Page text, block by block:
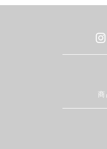
cohan
DEAN &
Fatima